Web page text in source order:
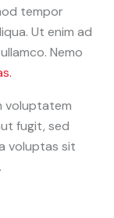
tempor
Ut enim ad
Nemo
voluptatem
fugit, sed
voluptas sit